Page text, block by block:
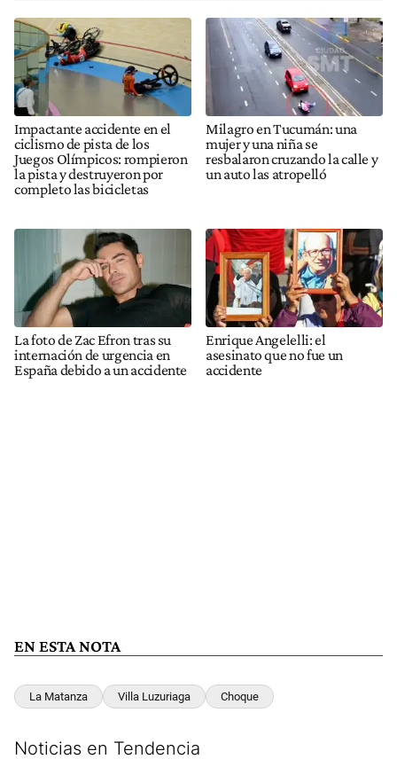
Impactante accidente en el
ciclismo de pista de los
Juegos Olímpicos: rompieron
la pista y destruyeron por
completo las bicicletas
Milagro en Tucumán: una
mujer y una niña se
resbalaron cruzando la calle y
un auto las atropelló
La foto de Zac Efron tras su
internación de urgencia en
España debido a un accidente
Enrique Angelelli: el
asesinato que no fue un
accidente
EN ESTA NOTA
La Matanza Villa Luzuriaga Choque
Noticias en Tendencia